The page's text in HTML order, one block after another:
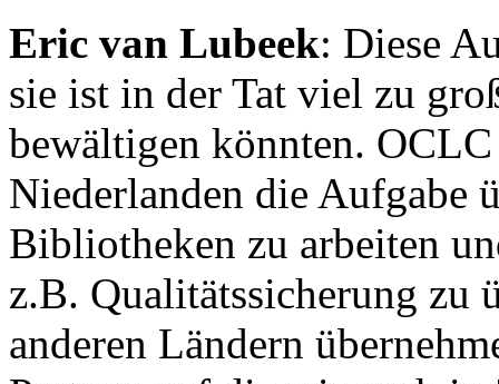
Eric van Lubeek: Diese
sie ist in der Tat viel zu
bewältigen könnten.
Niederlanden die Aufgabe
Bibliotheken zu arbeiten
z.B. Qualitätssicherung zu
anderen Ländern